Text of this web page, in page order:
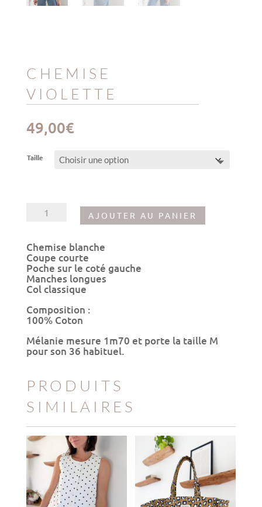
CHEMISE
VIOLETTE
49,00€
Taille
AJOUTER AU PANIER
Chemise blanche
Coupe courte
Poche sur le coté gauche
Manches longues
Col classique
Composition :
100% Coton
Mélanie mesure 1m70 et porte la taille M
pour son 36 habituel.
PRODUITS
SIMILAIRES